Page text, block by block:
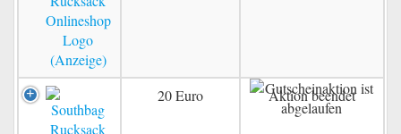
20 Euro Aktion beendet